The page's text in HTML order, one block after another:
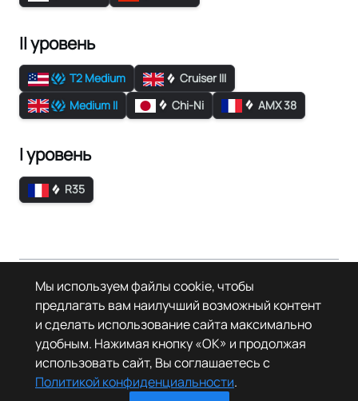
II уровень
T2 Medium
Cruiser III
Medium II
Chi-Ni AMX 38
I уровень
R35
Страница в последний раз была отредактирована 3 августа 2026
года в 13:32.
© Леста Игры, 2022–2026. Игры «Мир танков», «Мир кораблей», Tanks
Blitz основаны на интеллектуальной собственности третьих лиц. Все
права на объекты прав третьих лиц принадлежат их законным
правообладателям.
Политика конфиденциальности
О Леста Wiki
Мы используем файлы cookie, чтобы
предлагать вам наилучший возможный контент
и сделать использование сайта максимально
удобным. Нажимая кнопку «OK» и продолжая
использовать сайт, Вы соглашаетесь с
Политикой конфиденциальности.